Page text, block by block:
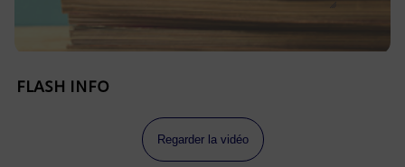
FLASH INFO
Regarder la vidéo